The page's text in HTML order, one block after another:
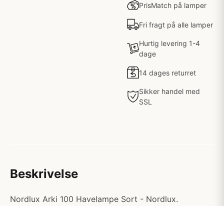
PrisMatch på lamper
Fri fragt på alle lamper
Hurtig levering 1-4
dage
14 dages returret
Sikker handel med
SSL
Beskrivelse
Nordlux Arki 100 Havelampe Sort - Nordlux.